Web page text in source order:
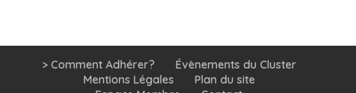
> Comment Adhérer?
Évènements du Cluster
Mentions Légales
Plan du site